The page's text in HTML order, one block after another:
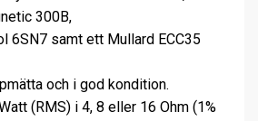
300B,
6SN7 samt ett Mullard ECC35
och i god kondition.
(RMS) i 4, 8 eller 16 Ohm (1%